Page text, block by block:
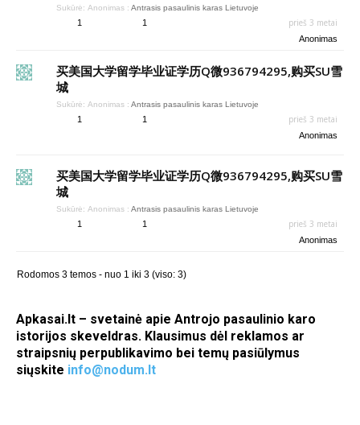
Sukūrė: Anonimas : Antrasis pasaulinis karas Lietuvoje
1 1 prieš 3 metai
Anonimas
买美国大学留学毕业证学历Q微936794295,购买SU雪
城
Sukūrė: Anonimas : Antrasis pasaulinis karas Lietuvoje
1 1 prieš 3 metai
Anonimas
买美国大学留学毕业证学历Q微936794295,购买SU雪
城
Sukūrė: Anonimas : Antrasis pasaulinis karas Lietuvoje
1 1 prieš 3 metai
Anonimas
Rodomos 3 temos - nuo 1 iki 3 (viso: 3)
Apkasai.lt – svetainė apie Antrojo pasaulinio karo
istorijos skeveldras. Klausimus dėl reklamos ar
straipsnių perpublikavimo bei temų pasiūlymus
siųskite info@nodum.lt